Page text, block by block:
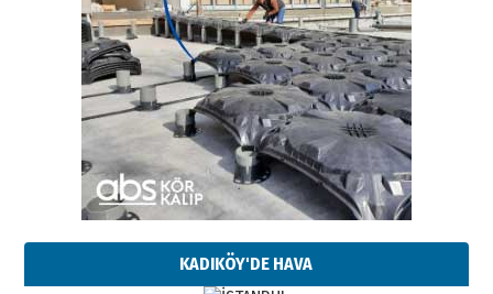
KADIKÖY'DE HAVA